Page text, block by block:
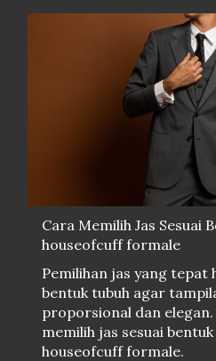
Cara Memilih Jas Sesuai
houseofcuff formale
Pemilihan jas yang tepat
bentuk tubuh agar
proporsional dan elegan.
memilih jas sesuai
houseofcuff formale.